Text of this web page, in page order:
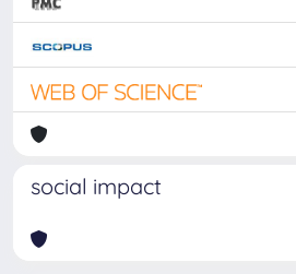
social impact